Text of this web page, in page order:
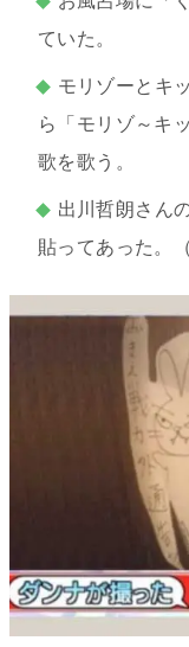
ていた。
モリゾーとキ
ら「モリゾ～キ
歌を歌う。
出川哲朗さん
貼ってあった。